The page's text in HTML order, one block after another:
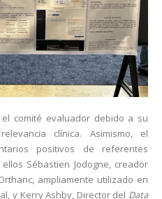
comité evaluador debido a su
clínica. Asimismo, el
positivos de referentes
Sébastien Jodogne, creador
ampliamente utilizado en
y Kerry Ashby, Director del Data